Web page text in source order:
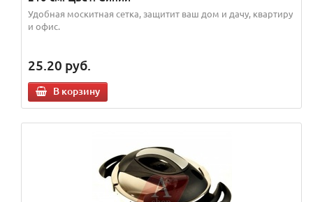
Удобная москитная сетка, защитит ваш дом и дачу, квартиру
и офис.
25.20 руб.
В корзину